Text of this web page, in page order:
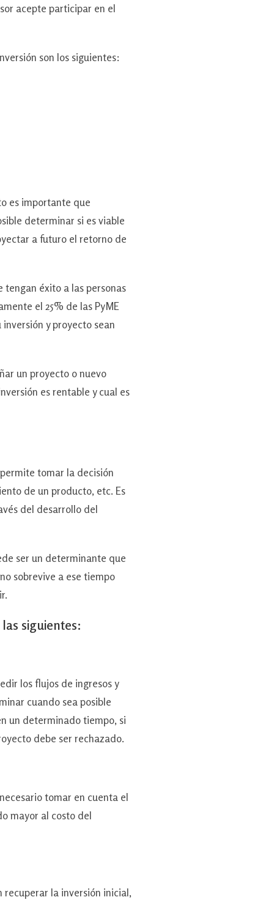
acepte participar en el
son los siguientes:
es importante que
determinar si es viable
a futuro el retorno de
éxito a las personas
el 25% de las PyME
y proyecto sean
un proyecto o nuevo
es rentable y cual es
tomar la decisión
de un producto, etc. Es
del desarrollo del
ser un determinante que
sobrevive a ese tiempo
siguientes:
los flujos de ingresos y
cuando sea posible
un determinado tiempo, si
debe ser rechazado.
tomar en cuenta el
mayor al costo del
la inversión inicial,